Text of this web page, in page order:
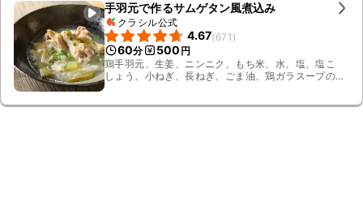
手羽元で作るサムゲタン風煮込み
クラシル公式
4.67(671 )
60分 500 円
鶏手羽元、生姜、ニンニク、もち米、水、塩、塩こ
しょう、小ねぎ、長ねぎ、ごま油、鶏ガラスープの